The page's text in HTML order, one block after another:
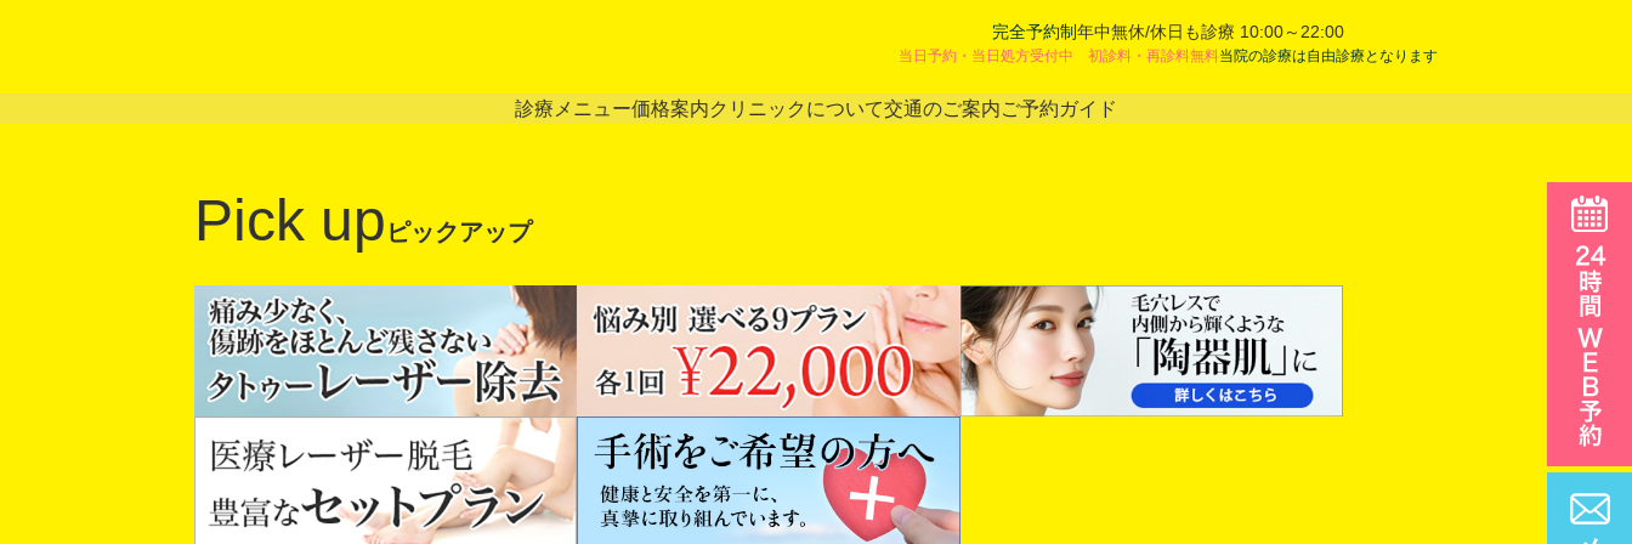
完全予約制年中無休/休日も診療 10:00～22:00
当日予約・当日処方受付中 初診料・再診料無料当院の診療は自由診療となります
診療メニュー価格案内クリニックについて交通のご案内ご予約ガイド
Pick up ピックアップ